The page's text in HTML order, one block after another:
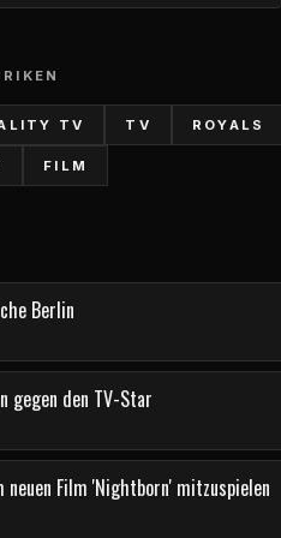
TV TV ROYALS
FILM
Berlin
gegen den TV-Star
Film 'Nightborn' mitzuspielen